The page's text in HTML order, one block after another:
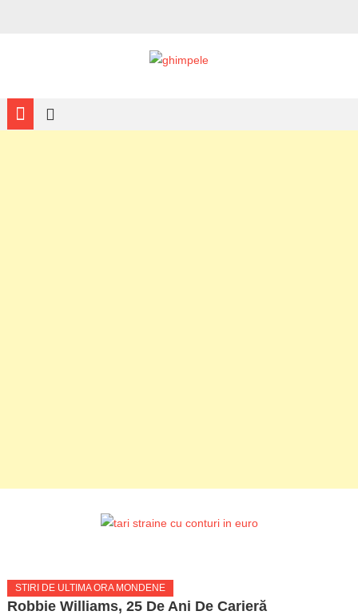
STIRI DE ULTIMA ORA MONDENE
Robbie Williams, 25 De Ani De Carieră